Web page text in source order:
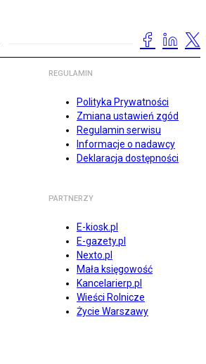
REGULAMIN
Polityka Prywatności
Zmiana ustawień zgód
Regulamin serwisu
Informacje o nadawcy
Deklaracja dostępności
PARTNERZY
E-kiosk.pl
E-gazety.pl
Nexto.pl
Mała księgowość
Kancelarierp.pl
Wieści Rolnicze
Życie Warszawy